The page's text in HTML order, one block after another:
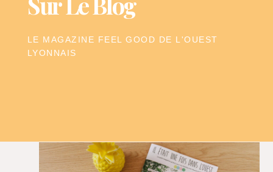
LE MAGAZINE FEEL GOOD DE L'OUEST
LYONNAIS